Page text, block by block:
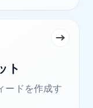
ト
ードを作成す